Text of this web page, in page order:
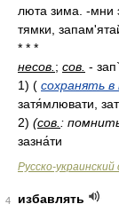
люта зима. -мни
тямки,
* * *
несов. ; сов. -
1) ( сохранять
затя́млювати,
2) (сов. :
зазна́ти
Русско-украинский
4
избавлять